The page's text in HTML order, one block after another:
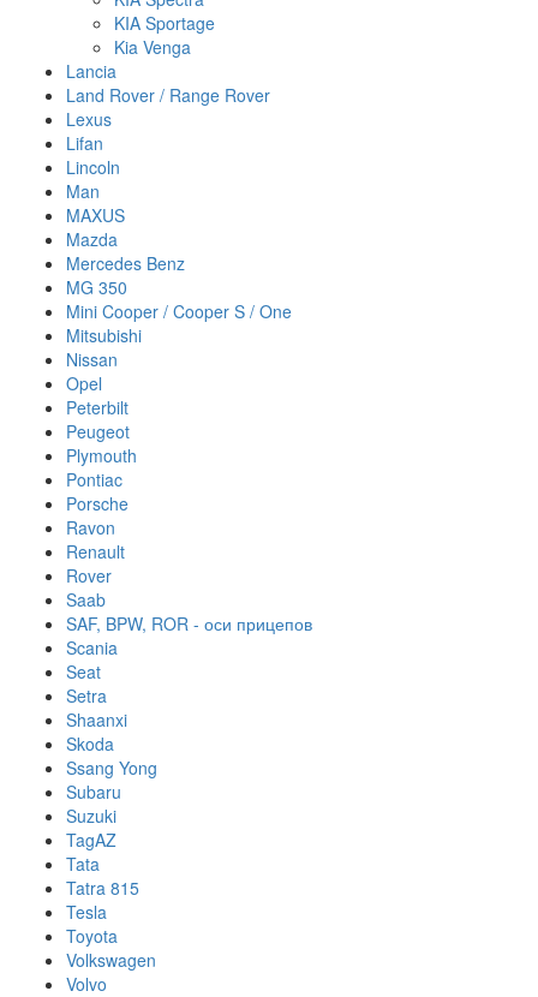
KIA Sportage
Kia Venga
Lancia
Land Rover / Range Rover
Lexus
Lifan
Lincoln
Man
MAXUS
Mazda
Mercedes Benz
MG 350
Mini Cooper / Cooper S / One
Mitsubishi
Nissan
Opel
Peterbilt
Peugeot
Plymouth
Pontiac
Porsche
Ravon
Renault
Rover
Saab
SAF, BPW, ROR - оси прицепов
Scania
Seat
Setra
Shaanxi
Skoda
Ssang Yong
Subaru
Suzuki
TagAZ
Tata
Tatra 815
Tesla
Toyota
Volkswagen
Volvo